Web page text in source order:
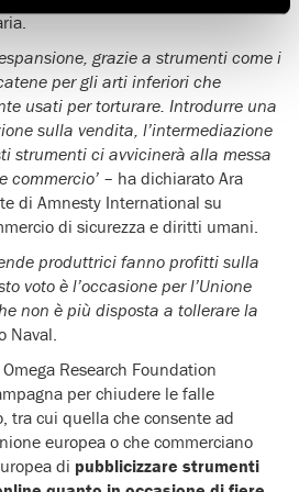
grazie a strumenti come i
per gli arti inferiori che
usati per torturare. Introdurre una
sulla vendita, l’intermediazione
strumenti ci avvicinerà alla messa
commercio’ – ha dichiarato Ara
di Amnesty International su
di sicurezza e diritti umani.
produttrici fanno profitti sulla
voto è l’occasione per l’Unione
non è più disposta a tollerare la
Naval.
Research Foundation
per chiudere le falle
tra cui quella che consente ad
europea o che commerciano
di pubblicizzare strumenti